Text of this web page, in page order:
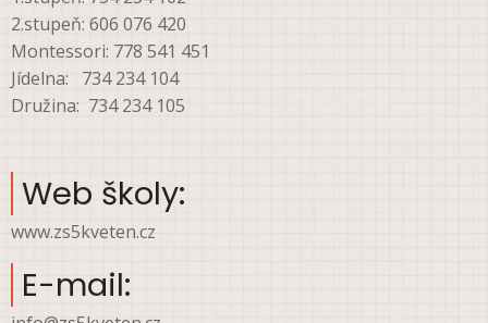
2.stupeň: 606 076 420
Montessori: 778 541 451
Jídelna: 734 234 104
Družina: 734 234 105
Web školy:
www.zs5kveten.cz
E-mail: